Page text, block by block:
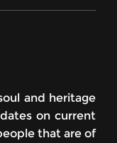
and heritage
on current
that are of